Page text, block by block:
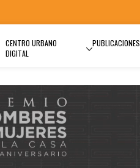
CENTRO URBANO
DIGITAL
PUBLICACIONES